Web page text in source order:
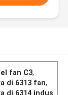
fan C3,
di 6313 fan,
di 6314 indus